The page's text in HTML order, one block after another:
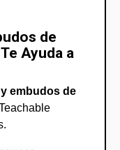
de
Ayuda a
embudos de